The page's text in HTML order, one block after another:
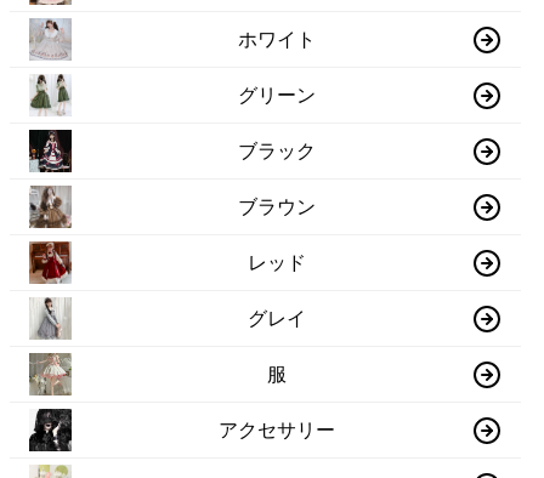
ホワイト
グリーン
ブラック
ブラウン
レッド
グレイ
服
アクセサリー